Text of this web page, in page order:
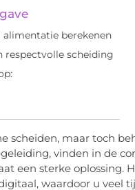
berekenen
respectvolle scheiding
scheiden, maar toch
vinden in de
een sterke oplossing.
waardoor u veel